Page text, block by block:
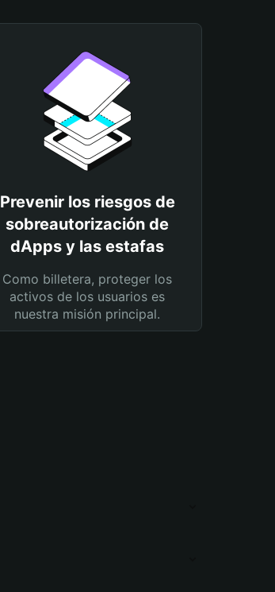
Prevenir los riesgos de
sobreautorización de
dApps y las estafas
Como billetera, proteger los
activos de los usuarios es
nuestra misión principal.